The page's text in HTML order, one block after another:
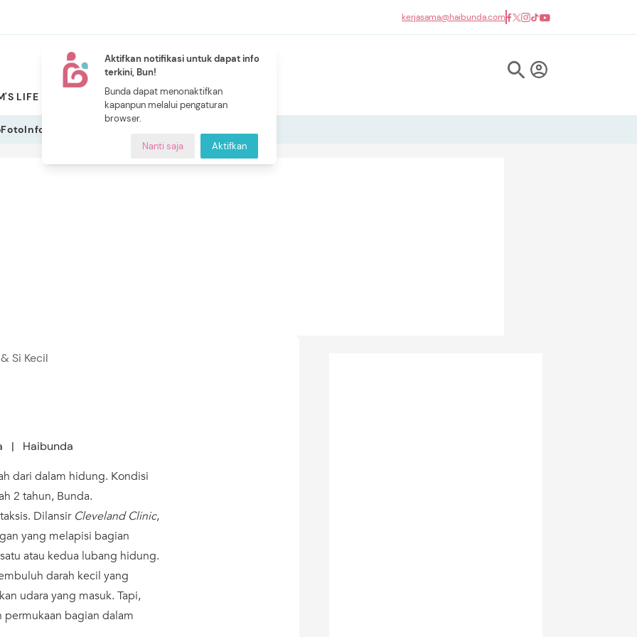
Aktifkan notifikasi untuk dapat info
terkini, Bun!
Bunda dapat menonaktifkan
kapanpun melalui pengaturan
browser.
Nanti saja Aktifkan
kerjasama@haibunda.com
LIFE PILIHAN BUNDA
NEW
CERITA BUNDA
FotoInfografis
Si Kecil
| Haibunda
dari dalam hidung. Kondisi
2 tahun, Bunda.
DilansirCleveland Clinic,
yang melapisi bagian
atau kedua lubang hidung.
darah kecil yang
udara yang masuk. Tapi,
bagian dalam